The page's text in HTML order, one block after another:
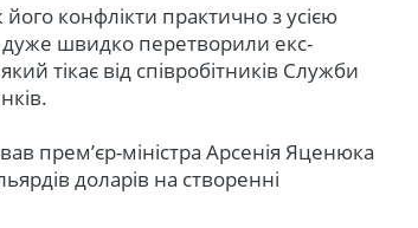
конфлікти практично з усією
швидко перетворили екс-
тікає від співробітників Служби
прем’єр-міністра Арсенія Яценюка
доларів на створенні